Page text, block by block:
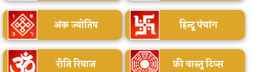
अंक ज्योतिष हिन्दू पंचांग
रीति रिवाज फ्री वास्तु टिप्स